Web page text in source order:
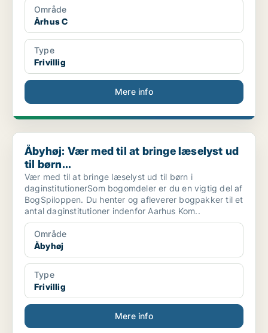
Område
Århus C
Type
Frivillig
Mere info
Åbyhøj: Vær med til at bringe læselyst ud til børn...
Åbyhøj: Vær med til at bringe læselyst ud
til børn...
Vær med til at bringe læselyst ud til børn i
daginstitutionerSom bogomdeler er du en vigtig del af
BogSpiloppen. Du henter og afleverer bogpakker til et
antal daginstitutioner indenfor Aarhus Kom..
Område
Åbyhøj
Type
Frivillig
Mere info